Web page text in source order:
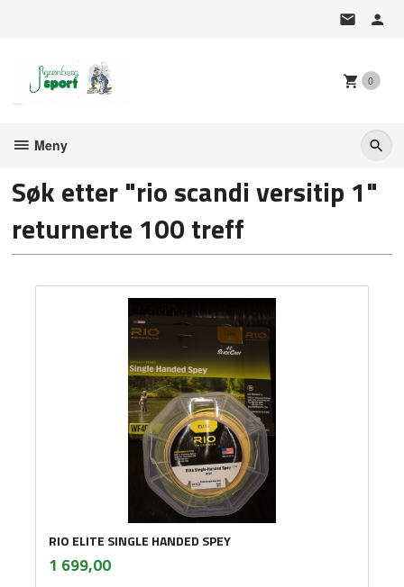
0
Meny
Søk etter "rio scandi versitip 1"
returnerte 100 treff
RIO ELITE SINGLE HANDED SPEY
Pris
1 699,00mva.